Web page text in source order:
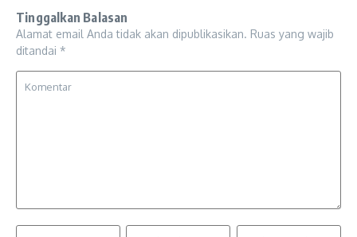
Tinggalkan Balasan
Alamat email Anda tidak akan dipublikasikan. Ruas yang wajib
ditandai *